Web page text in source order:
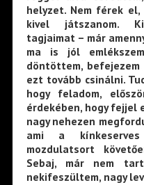
helyzet. Nem férek
kivel játszanom.
tagjaimat – már
ma is jól
döntöttem,
ezt tovább csinálni.
hogy feladom,
érdekében, hogy fejjel
nagy nehezen
ami a
mozdulatsort
Sebaj, már nem
nekifeszültem, nagy